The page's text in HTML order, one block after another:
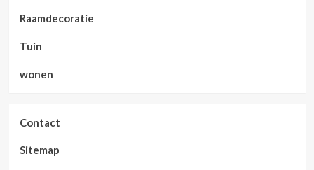
Raamdecoratie
Tuin
wonen
Contact
Sitemap